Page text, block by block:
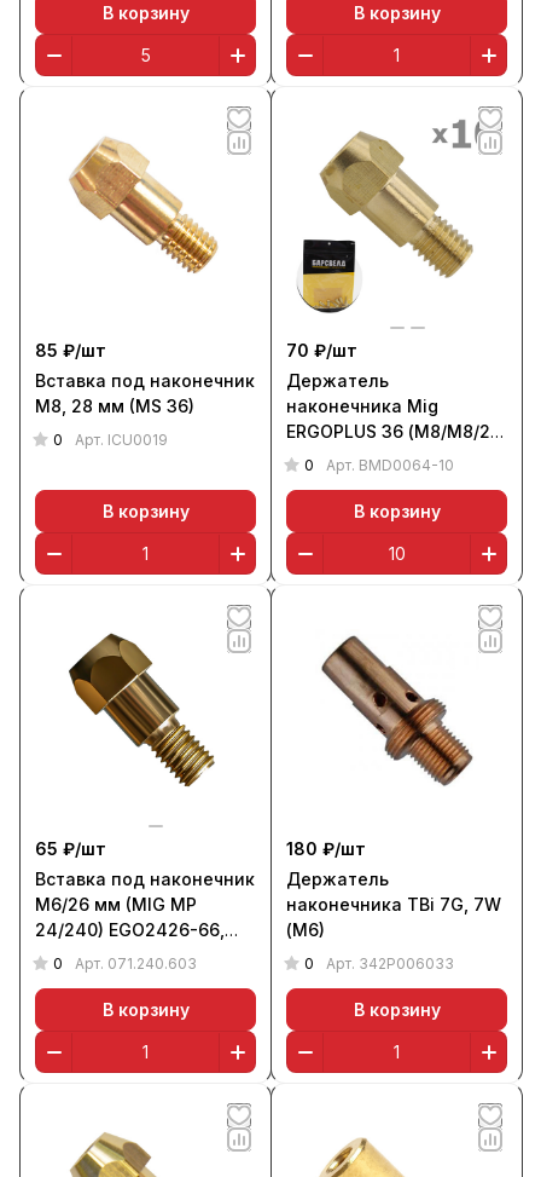
В корзину В корзину
85 ₽/шт
Вставка под наконечник
М8, 28 мм (MS 36)
0 Арт. ICU0019
В корзину
70 ₽/шт
Держатель
наконечника Mig
ERGOPLUS 36 (М8/М8/29
мм, уп. 10 шт.),
0 Арт. BMD0064-10
В корзину
65 ₽/шт
Вставка под наконечник
M6/26 мм (MIG MP
24/240) EGO2426-66,
ПТК
0 Арт. 071.240.603
В корзину
180 ₽/шт
Держатель
наконечника TBi 7G, 7W
(М6)
0 Арт. 342Р006033
В корзину